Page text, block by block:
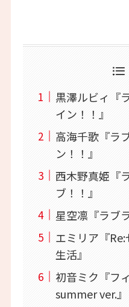
黒澤ルビィ『
イン！！』
高海千歌『ラ
ン！！』
西木野真姫『
ブ！！』
星空凛『ラブ
エミリア『
生活』
初音ミク『フ
summer ver.』